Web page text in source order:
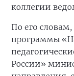
коллегии
По его
программы
России»